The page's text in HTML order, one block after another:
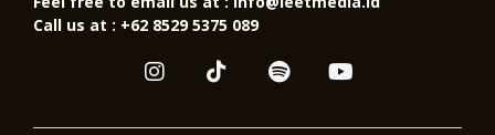
Call us at : +62 8529 5375 089
I T
i
S
p
Y